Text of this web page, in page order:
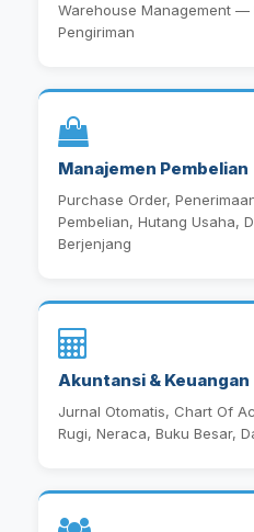
Warehouse Management —
Pengiriman
Manajemen Pembelian
Purchase Order,
Pembelian, Hutang Usaha,
Berjenjang
Akuntansi & Keuangan
Jurnal Otomatis, Chart Of
Rugi, Neraca, Buku Besar,